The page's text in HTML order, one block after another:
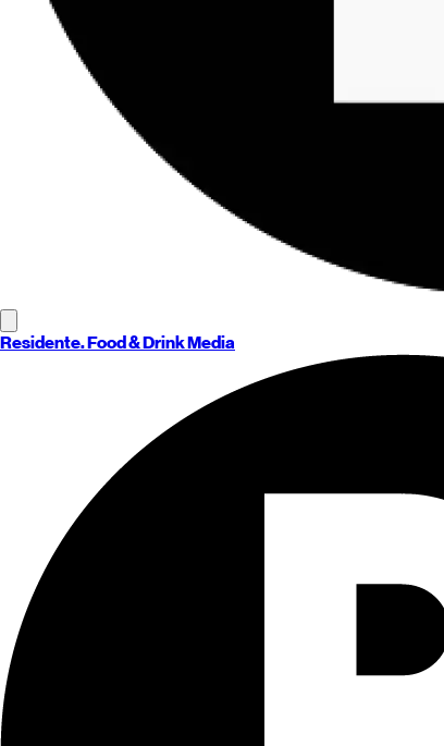
Residente. Food & Drink Media